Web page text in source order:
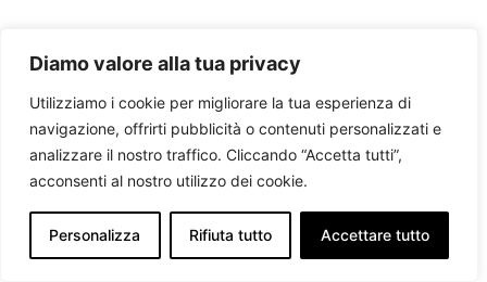
Diamo valore alla tua privacy
Utilizziamo i cookie per migliorare la tua esperienza di
navigazione, offrirti pubblicità o contenuti personalizzati e
analizzare il nostro traffico. Cliccando “Accetta tutti”,
acconsenti al nostro utilizzo dei cookie.
Personalizza Rifiuta tutto Accettare tutto